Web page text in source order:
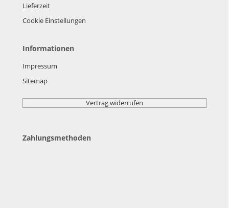
Lieferzeit
Cookie Einstellungen
Informationen
Impressum
Sitemap
Vertrag widerrufen
Zahlungsmethoden